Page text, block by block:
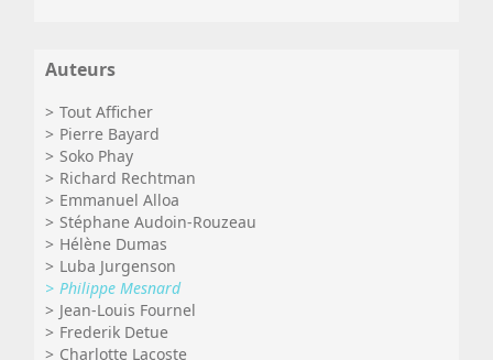
Auteurs
Tout Afficher
Pierre Bayard
Soko Phay
Richard Rechtman
Emmanuel Alloa
Stéphane Audoin-Rouzeau
Hélène Dumas
Luba Jurgenson
Philippe Mesnard
Jean-Louis Fournel
Frederik Detue
Charlotte Lacoste